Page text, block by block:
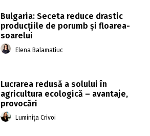
Bulgaria: Seceta reduce drastic
producțiile de porumb și floarea-
soarelui
Elena Balamatiuc
Lucrarea redusă a solului în
agricultura ecologică – avantaje,
provocări
Luminița Crivoi